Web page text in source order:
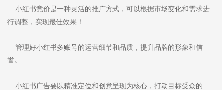
小红书竞价是一种灵活的推广方式，可以根据市场变化和需求进
行调整，实现最佳效果！
管理好小红书多账号的运营细节和品质，提升品牌的形象和信
誉。
小红书广告要以精准定位和创意呈现为核心，打动目标受众的